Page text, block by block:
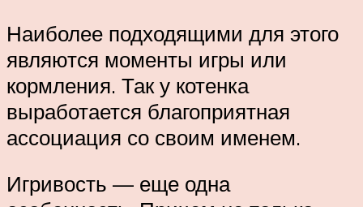
Наиболее подходящими для этого
являются моменты игры или
кормления. Так у котенка
выработается благоприятная
ассоциация со своим именем.
Игривость — еще одна